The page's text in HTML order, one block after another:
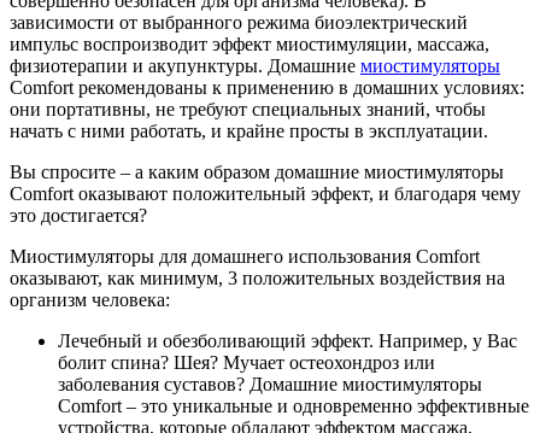
зависимости от выбранного режима биоэлектрический
импульс воспроизводит эффект миостимуляции, массажа,
физиотерапии и акупунктуры. Домашние миостимуляторы
Comfort рекомендованы к применению в домашних условиях:
они портативны, не требуют специальных знаний, чтобы
начать с ними работать, и крайне просты в эксплуатации.
Вы спросите – а каким образом домашние миостимуляторы
Comfort оказывают положительный эффект, и благодаря чему
это достигается?
Миостимуляторы для домашнего использования Comfort
оказывают, как минимум, 3 положительных воздействия на
организм человека:
Лечебный и обезболивающий эффект. Например, у Вас
болит спина? Шея? Мучает остеохондроз или
заболевания суставов? Домашние миостимуляторы
Comfort – это уникальные и одновременно эффективные
устройства, которые обладают эффектом массажа,